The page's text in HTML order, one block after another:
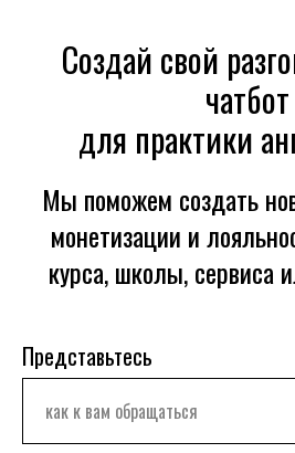
Создай свой
чатбот
для практики
Мы поможем создать
монетизации и
курса, школы, сервиса
Представьтесь